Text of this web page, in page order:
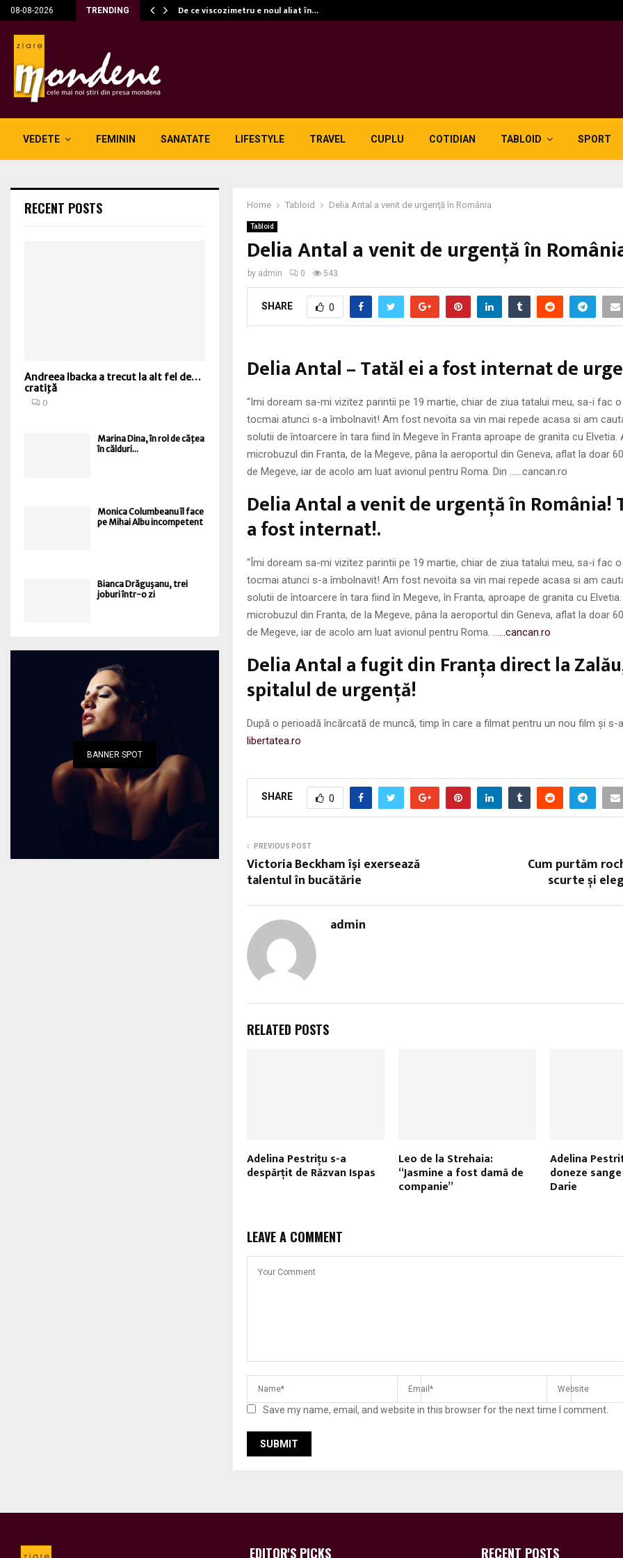
08-08-2026 TRENDING De ce viscozimetru e noul aliat în…
VEDETE FEMININ SANATATE LIFESTYLE TRAVEL CUPLU COTIDIAN TABLOID SPORT
Home Tabloid Delia Antal a venit de urgenţă în România
Tabloid
Delia Antal a venit de urgenţă în
by admin 0 543
SHARE 0
Delia Antal – Tatăl ei a fost internat de
“Imi doream sa-mi vizitez parintii pe 19 martie, chiar de ziua tatalui meu, sa-i fac
tocmai atunci s-a îmbolnavit! Am fost nevoita sa vin mai repede acasa si am
solutii de întoarcere în tara fiind în Megeve în Franta aproape de granita cu Elvetia.
microbuzul din Franta, de la Megeve, pâna la aeroportul din Geneva, aflat la doar
de Megeve, iar de acolo am luat avionul pentru Roma. Din ……cancan.ro
Delia Antal a venit de urgenţă în România!
a fost internat!.
“Îmi doream sa-mi vizitez parintii pe 19 martie, chiar de ziua tatalui meu, sa-i fac
tocmai atunci s-a îmbolnavit! Am fost nevoita sa vin mai repede acasa si am
solutii de întoarcere în tara fiind în Megeve, în Franta, aproape de granita cu
microbuzul din Franta, de la Megeve, pâna la aeroportul din Geneva, aflat la doar
de Megeve, iar de acolo am luat avionul pentru Roma. …
…cancan.ro
Delia Antal a fugit din Franța direct la
spitalul de urgență!
După o perioadă încărcată de muncă, timp în care a filmat pentru un nou film și s-a
libertatea.ro
SHARE 0
PREVIOUS POST
Victoria Beckham îşi exersează
talentul în bucătărie
Cum purtăm
scurte și
admin
RELATED POSTS
Adelina Pestrițu s-a
despărţit de Răzvan Ispas
Leo de la Strehaia:
“Jasmine a fost damă de
companie”
Adelina
doneze
Darie
LEAVE A COMMENT
Save my name, email, and website in this browser for the next time I comment.
RECENT POSTS
Andreea Ibacka a trecut la alt fel de…
cratiţă
0
Marina Dina, în rol de cățea
în călduri...
Monica Columbeanu îl face
pe Mihai Albu incompetent
Bianca Drăguşanu, trei
joburi într-o zi
BANNER SPOT
EDITOR'S PICKS RECENT POSTS